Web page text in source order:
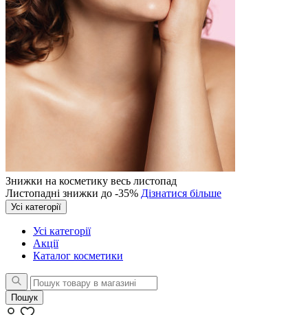
Знижки на косметику весь листопад
Листопадні знижки до -35% Дізнатися більше
Усі категорії
Усі категорії
Акції
Каталог косметики
Пошук